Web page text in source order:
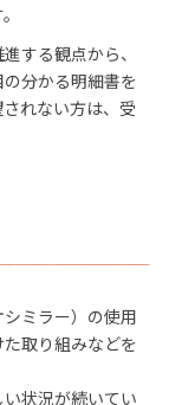
する観点から、
分かる明細書を
れない方は、受
ミラー）の使用
取り組みなどを
状況が続いてい